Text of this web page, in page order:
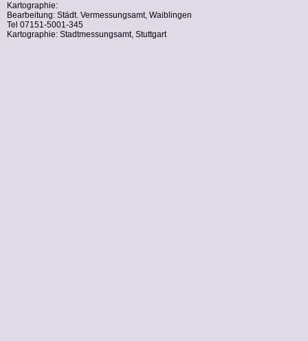
Kartographie:
Bearbeitung: Städt. Vermessungsamt, Waiblingen
Tel 07151-5001-345
Kartographie: Stadtmessungsamt, Stuttgart